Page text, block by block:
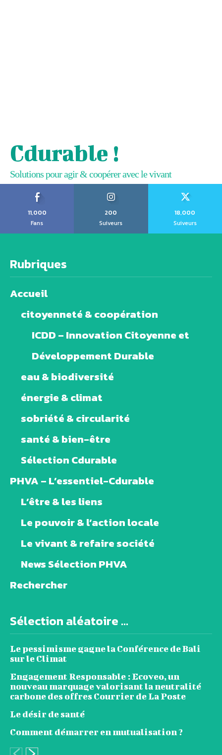
Cdurable !
Solutions pour agir & coopérer avec le vivant
11,000
Fans
200
Suiveurs
18,000
Suiveurs
Rubriques
Accueil
citoyenneté & coopération
ICDD – Innovation Citoyenne et
Développement Durable
eau & biodiversité
énergie & climat
sobriété & circularité
santé & bien-être
Sélection Cdurable
PHVA – L’essentiel-Cdurable
L’être & les liens
Le pouvoir & l’action locale
Le vivant & refaire société
News Sélection PHVA
Rechercher
Sélection aléatoire ...
Le pessimisme gagne la Conférence de Bali
sur le Climat
Engagement Responsable : Ecoveo, un
nouveau marquage valorisant la neutralité
carbone des offres Courrier de La Poste
Le désir de santé
Comment démarrer en mutualisation ?